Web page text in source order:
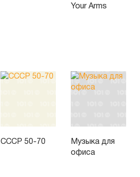
Your Arms
СССР 50-70
Музыка для
офиса